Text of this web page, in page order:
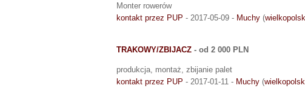
Monter rowerów
kontakt przez PUP - 2017-05-09 - Muchy (
TRAKOWY/ZBIJACZ - od 2 000 PLN
produkcja, montaż, zbijanie palet
kontakt przez PUP - 2017-01-11 - Muchy (